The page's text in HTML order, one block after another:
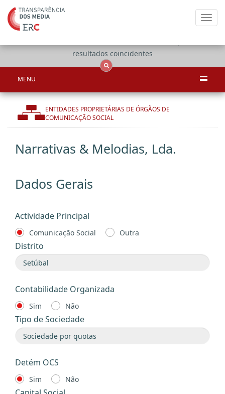
resultados coincidentes
MENU
ENTIDADES PROPRIETÁRIAS DE ÓRGÃOS DE
COMUNICAÇÃO SOCIAL
Narrativas & Melodias, Lda.
Dados Gerais
Actividade Principal
Comunicação Social Outra
Distrito
Contabilidade Organizada
Sim Não
Tipo de Sociedade
Detém OCS
Sim Não